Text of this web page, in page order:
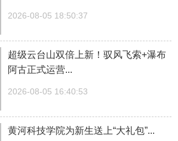
2026-08-05 18:50:37
超级云台山双倍上新！驭风飞索+瀑布
阿古正式运营...
2026-08-05 16:40:53
黄河科技学院为新生送上“大礼包”...